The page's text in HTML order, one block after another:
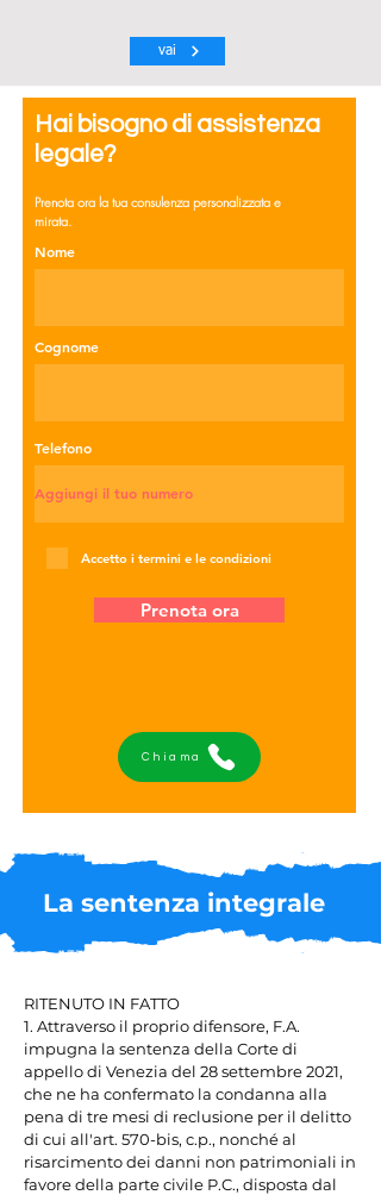
vai
Hai bisogno di assistenza
legale?
Prenota ora la tua consulenza personalizzata e
mirata.
Nome
Cognome
Telefono
Accetto i termini e le condizioni
Prenota ora
Chiama
La sentenza integrale
RITENUTO IN FATTO
1. Attraverso il proprio difensore, F.A.
impugna la sentenza della Corte di
appello di Venezia del 28 settembre 2021,
che ne ha confermato la condanna alla
pena di tre mesi di reclusione per il delitto
di cui all'art. 570-bis, c.p., nonché al
risarcimento dei danni non patrimoniali in
favore della parte civile P.C., disposta dal